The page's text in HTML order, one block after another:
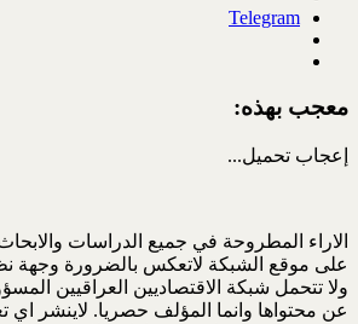
Telegram
معجب بهذه:
إعجاب تحميل...
الاراء المطروحة في جميع الدراسات
على موقع الشبكة لاتعكس بالضرورة وجهة
ولا تتحمل شبكة الاقتصاديين العراقيين
عن محتواها وانما المؤلف حصريا. لاينشر اي